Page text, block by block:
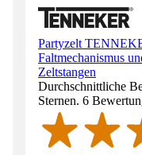
Partyzelt
Faltmechanismus
Zeltstangen
Durchschnittliche
Sternen. 6